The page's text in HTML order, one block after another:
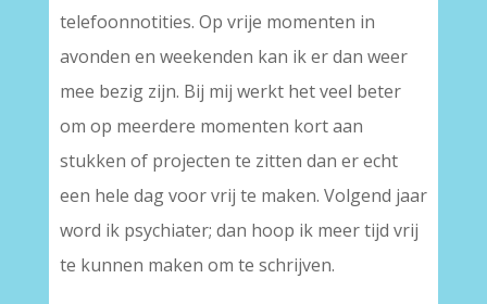
telefoonnotities. Op vrije momenten in
avonden en weekenden kan ik er dan weer
mee bezig zijn. Bij mij werkt het veel beter
om op meerdere momenten kort aan
stukken of projecten te zitten dan er echt
een hele dag voor vrij te maken. Volgend jaar
word ik psychiater; dan hoop ik meer tijd vrij
te kunnen maken om te schrijven.